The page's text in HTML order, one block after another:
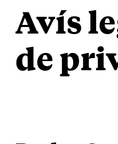
Avís
de